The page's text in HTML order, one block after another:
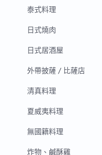
泰式料理
日式燒肉
日式居酒屋
外帶披薩 / 比薩店
清真料理
夏威夷料理
無國籍料理
炸物、鹹酥雞